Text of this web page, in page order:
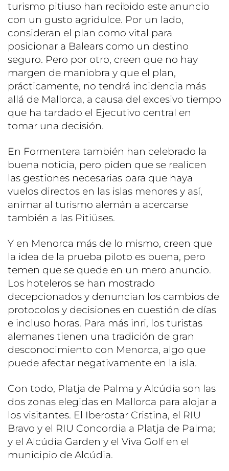
turismo pitiuso han recibido este anuncio
con un gusto agridulce. Por un lado,
consideran el plan como vital para
posicionar a Balears como un destino
seguro. Pero por otro, creen que no hay
margen de maniobra y que el plan,
prácticamente, no tendrá incidencia más
allá de Mallorca, a causa del excesivo tiempo
que ha tardado el Ejecutivo central en
tomar una decisión.
En Formentera también han celebrado la
buena noticia, pero piden que se realicen
las gestiones necesarias para que haya
vuelos directos en las islas menores y así,
animar al turismo alemán a acercarse
también a las Pitiüses.
Y en Menorca más de lo mismo, creen que
la idea de la prueba piloto es buena, pero
temen que se quede en un mero anuncio.
Los hoteleros se han mostrado
decepcionados y denuncian los cambios de
protocolos y decisiones en cuestión de días
e incluso horas. Para más inri, los turistas
alemanes tienen una tradición de gran
desconocimiento con Menorca, algo que
puede afectar negativamente en la isla.
Con todo, Platja de Palma y Alcúdia son las
dos zonas elegidas en Mallorca para alojar a
los visitantes. El Iberostar Cristina, el RIU
Bravo y el RIU Concordia a Platja de Palma;
y el Alcúdia Garden y el Viva Golf en el
municipio de Alcúdia.